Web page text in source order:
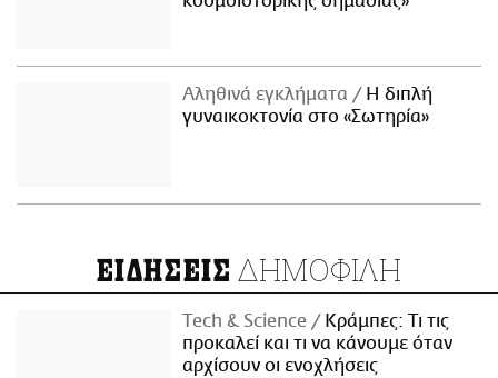
Αληθινά εγκλήματα
Η διπλή
γυναικοκτονία στο «Σωτηρία»
ΕΙΔΗΣΕΙΣ ΔΗΜΟΦΙΛΗ
Τech & Science
Κράμπες: Τι τις
προκαλεί και τι να κάνουμε όταν
αρχίσουν οι ενοχλήσεις